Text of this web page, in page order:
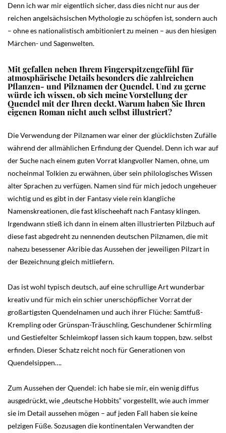
Denn ich war mir eigentlich sicher, dass dies nicht nur aus der
reichen angelsächsischen Mythologie zu schöpfen ist, sondern auch
– ohne es nationalistisch ambitioniert zu meinen – aus den hiesigen
Märchen- und Sagenwelten.
Mit gefallen neben Ihrem Fingerspitzengefühl für
atmosphärische Details besonders die zahlreichen
Pflanzen- und Pilznamen der Quendel. Und zu gerne
würde ich wissen, ob sich meine Vorstellung der
Quendel mit der Ihren deckt. Warum haben Sie Ihren
eigenen Roman nicht auch selbst illustriert?
Die Verwendung der Pilznamen war einer der glücklichsten Zufälle
während der allmählichen Erfindung der Quendel. Denn ich war auf
der Suche nach einem guten Vorrat klangvoller Namen, ohne, um
nocheinmal Tolkien zu erwähnen, über sein philologisches Wissen
alter Sprachen zu verfügen. Namen sind für mich jedoch ungeheuer
wichtig und es gibt in der Fantasy viele rein klangliche
Namenskreationen, die fast klischeehaft nach Fantasy klingen.
Irgendwann stieß ich dann in einem alten illustrierten Pilzbuch auf
diese fast abgedreht zu nennenden deutschen Pilznamen, die mit
nahezu besessener Akribie das Aussehen der jeweiligen Pilzart in
der Bezeichnung gleich mitliefern.
Das ist wohl typisch deutsch, auf eine schrullige Art wunderbar
kreativ und für mich ein schier unerschöpflicher Vorrat der
großartigsten Quendelnamen und auch ihrer Flüche: Samtfuß-
Krempling oder Grünspan-Träuschling, Geschundener Schirmling
und Gestiefelter Schleimkopf lassen sich kaum toppen, bzw. selbst
erfinden. Dieser Schatz reicht noch für Generationen von
Quendelsippen….
Zum Aussehen der Quendel: ich habe sie mir, ein wenig diffus
ausgedrückt, wie „deutsche Hobbits“ vorgestellt, wie auch immer
sie im Detail aussehen mögen – auf jeden Fall haben sie keine
pelzigen Füße. Sozusagen die kontinentalen Verwandten der